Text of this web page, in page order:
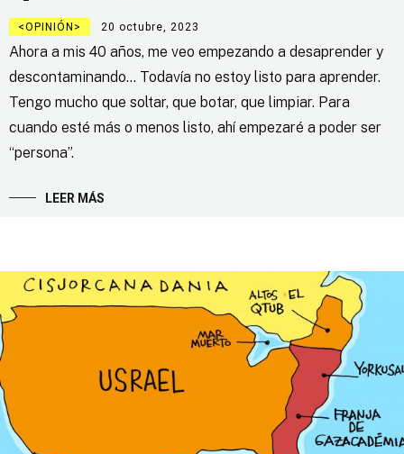
OPINIÓN 20 octubre, 2023
Ahora a mis 40 años, me veo empezando a desaprender y
descontaminando… Todavía no estoy listo para aprender.
Tengo mucho que soltar, que botar, que limpiar. Para
cuando esté más o menos listo, ahí empezaré a poder ser
“persona”.
LEER MÁS